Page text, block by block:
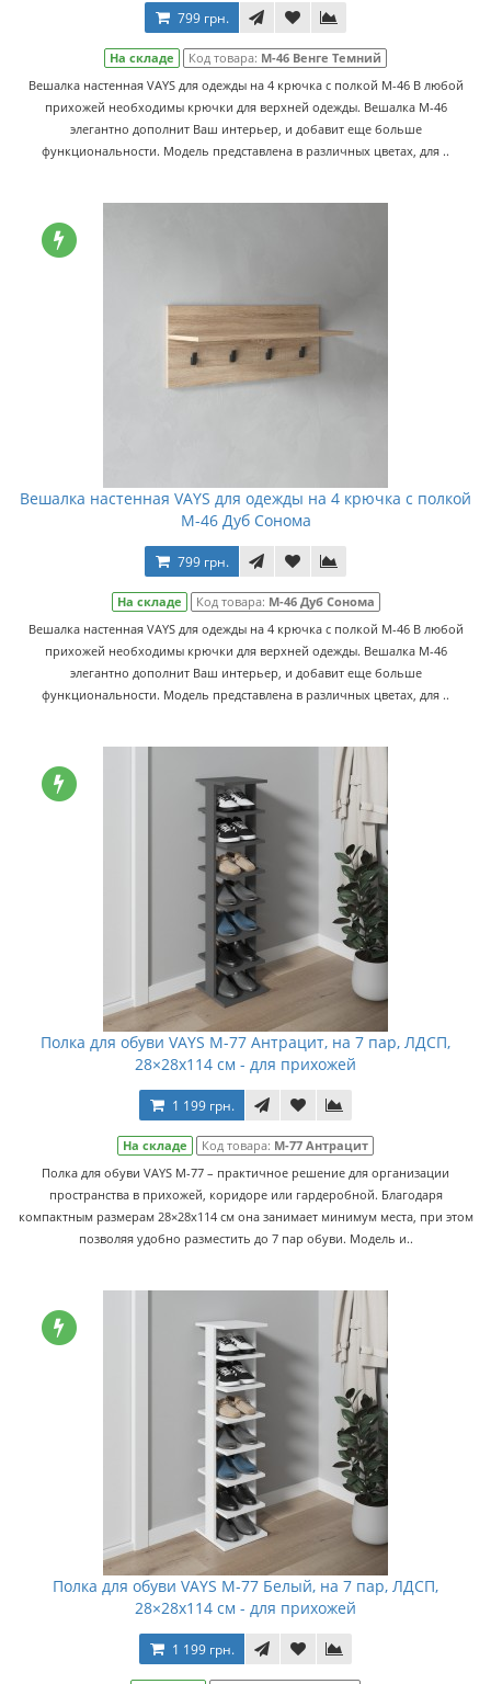
799 грн.
На складе Код товара: M-46 Венге Темний
Вешалка настенная VAYS для одежды на 4 крючка с полкой M-46 В любой
прихожей необходимы крючки для верхней одежды. Вешалка M-46
элегантно дополнит Ваш интерьер, и добавит еще больше
функциональности. Модель представлена в различных цветах, для ..
Вешалка настенная VAYS для одежды на 4 крючка с полкой
M-46 Дуб Сонома
799 грн.
На складе Код товара: M-46 Дуб Сонома
Вешалка настенная VAYS для одежды на 4 крючка с полкой M-46 В любой
прихожей необходимы крючки для верхней одежды. Вешалка M-46
элегантно дополнит Ваш интерьер, и добавит еще больше
функциональности. Модель представлена в различных цветах, для ..
Полка для обуви VAYS M-77 Антрацит, на 7 пар, ЛДСП,
28×28x114 см - для прихожей
1 199 грн.
На складе Код товара: M-77 Антрацит
Полка для обуви VAYS M-77 – практичное решение для организации
пространства в прихожей, коридоре или гардеробной. Благодаря
компактным размерам 28×28x114 см она занимает минимум места, при этом
позволяя удобно разместить до 7 пар обуви. Модель и..
Полка для обуви VAYS M-77 Белый, на 7 пар, ЛДСП,
28×28x114 см - для прихожей
1 199 грн.